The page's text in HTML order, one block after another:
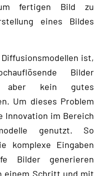
fertigen Bild zu
eines Bildes
ist,
Bilder
aber kein gutes
Um dieses Problem
Innovation im Bereich
genutzt. So
komplexe Eingaben
Bilder generieren
einem Schritt und mit